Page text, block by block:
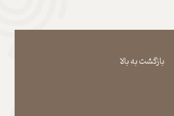
بازگشت به بالا